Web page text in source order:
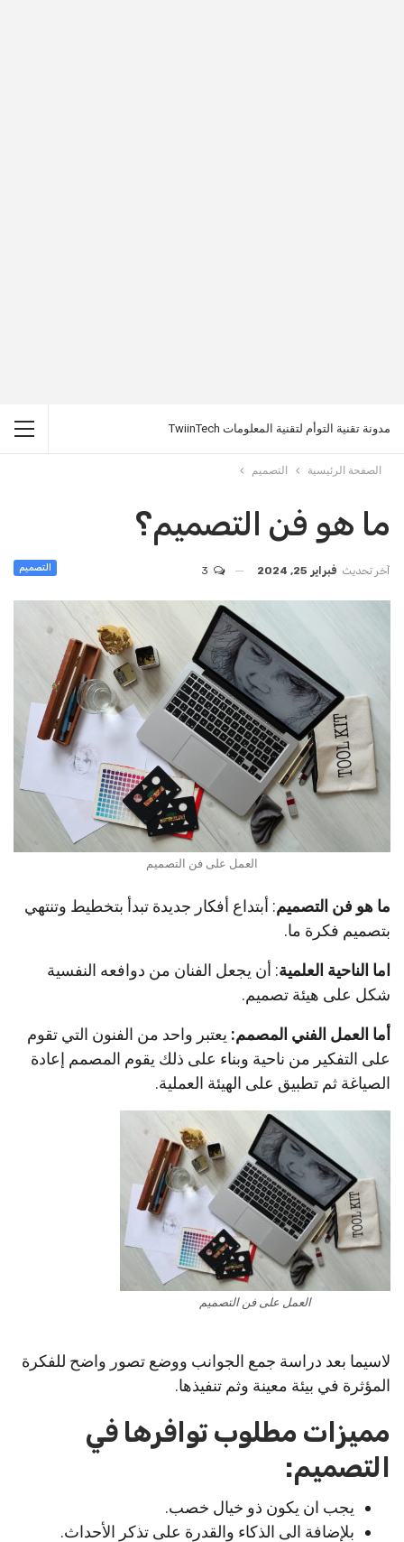
مدونة تقنية التوأم لتقنية المعلومات TwiinTech
الصفحة الرئيسية التصميم
ما هو فن التصميم؟
التصميم آخر تحديث فبراير 25, 2024
العمل على فن التصميم
ما هو فن التصميم: أبتداع أفكار جديدة تبدأ بتخطيط وتنتهي
بتصميم فكرة ما.
اما الناحية العلمية: أن يجعل الفنان من دوافعه النفسية
شكل على هيئة تصميم.
أما العمل الفني المصمم: يعتبر واحد من الفنون التي تقوم
على التفكير من ناحية وبناء على ذلك يقوم المصمم إعادة
الصياغة ثم تطبيق على الهيئة العملية.
العمل على فن التصميم
لاسيما بعد دراسة جمع الجوانب ووضع تصور واضح للفكرة
المؤثرة في بيئة معينة وثم تنفيذها.
مميزات مطلوب توافرها في
التصميم:
يجب ان يكون ذو خيال خصب.
بلإضافة الى الذكاء والقدرة على تذكر الأحداث.